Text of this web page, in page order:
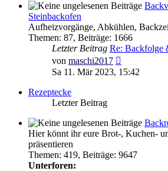
Steinbackofen
Aufheizvorgänge, Abkühlen,
Themen: 87, Beiträge: 1666
Letzter Beitrag Re: Backfolge
von maschi2017
Beitrag
Sa 11. Mär 2023, 15:42
Rezeptecke
Letzter Beitrag
Hier könnt ihr eure Brot-, Kuchen-
präsentieren
Themen: 419, Beiträge: 9647
Unterforen: